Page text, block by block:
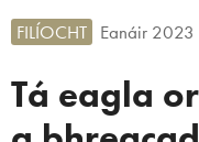
Tá eagla
FILÍOCHT Eanáir 2023